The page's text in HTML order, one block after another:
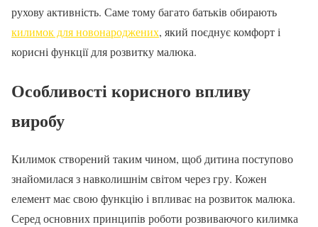
рухову активність. Саме тому багато батьків обирають
килимок для новонароджених, який поєднує комфорт і
корисні функції для розвитку малюка.
Особливості корисного впливу
виробу
Килимок створений таким чином, щоб дитина поступово
знайомилася з навколишнім світом через гру. Кожен
елемент має свою функцію і впливає на розвиток малюка.
Серед основних принципів роботи розвиваючого килимка